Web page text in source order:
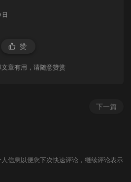
日
赞
章有用，请随意赞赏
下一篇
信息以便您下次快速评论，继续评论表示